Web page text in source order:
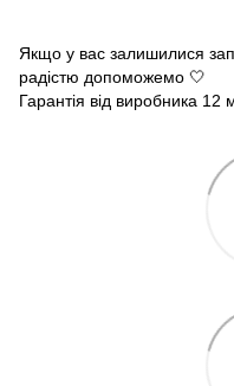
Якщо у вас залишилися
радістю допоможемо 🤍
Гарантія від виробника 12